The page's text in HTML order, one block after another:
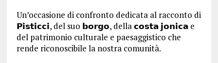
Un’occasione di confronto dedicata al racconto di
𝗣𝗶𝘀𝘁𝗶𝗰𝗰𝗶, del suo 𝗯𝗼𝗿𝗴𝗼, della 𝗰𝗼𝘀𝘁𝗮 𝗷𝗼𝗻𝗶𝗰𝗮 e
del patrimonio culturale e paesaggistico che
rende riconoscibile la nostra comunità.